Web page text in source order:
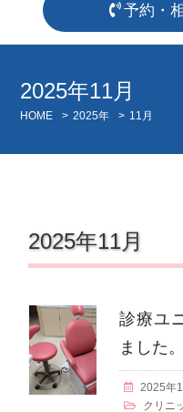
予約・
2025年11月
HOME > 2025年 > 11月
2025年11月
診療ユ
ました。
2025年
クリニ